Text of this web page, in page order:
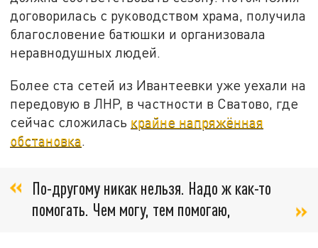
договорилась с руководством храма, получила
благословение батюшки и организовала
неравнодушных людей.
Более ста сетей из Ивантеевки уже уехали на
передовую в ЛНР, в частности в Сватово, где
сейчас сложилась крайне напряжённая
обстановка.
По-другому никак нельзя. Надо ж как-то
помогать. Чем могу, тем помогаю,